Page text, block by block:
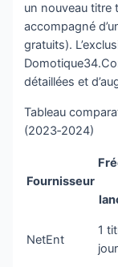
un nouveau titre
accompagné
gratuits).
détaillées et
Tableau
(2023‑2024)
Fournisseur
NetEnt
1